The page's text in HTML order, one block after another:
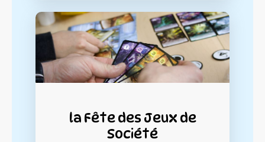
la Fête des Jeux de
Société